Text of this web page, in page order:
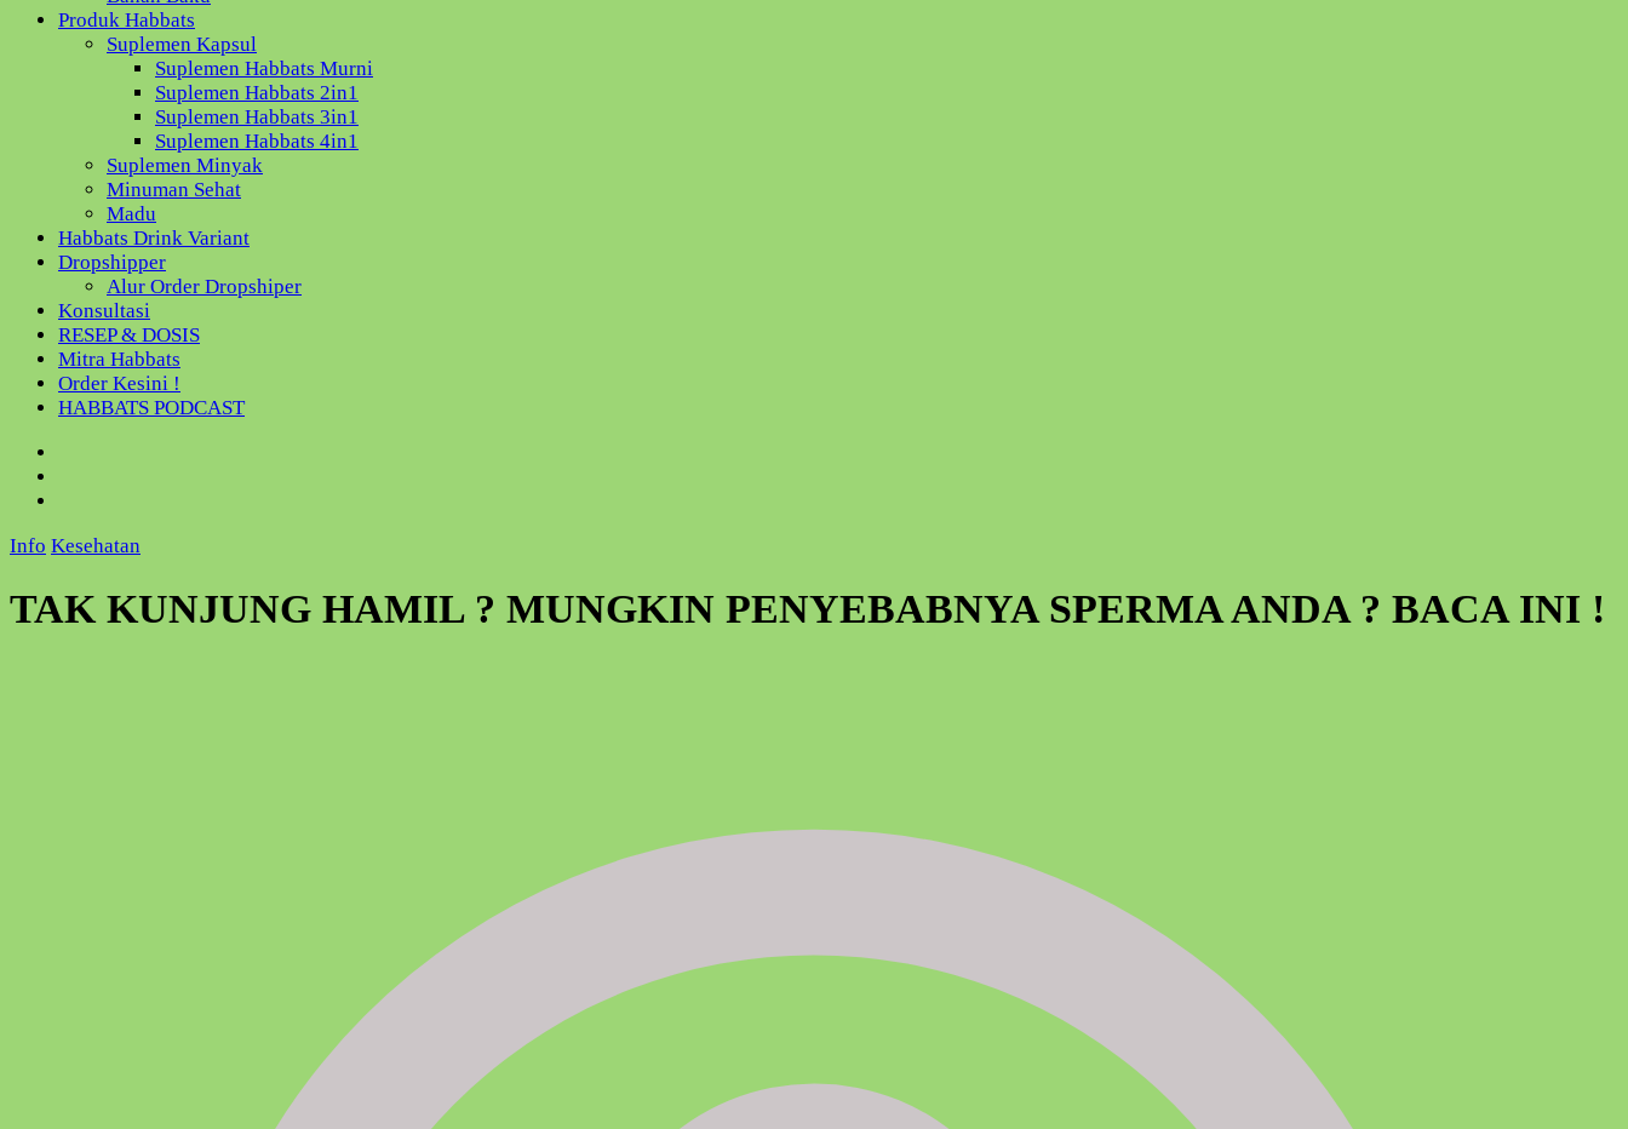
Produk Habbats
Suplemen Kapsul
Suplemen Habbats Murni
Suplemen Habbats 2in1
Suplemen Habbats 3in1
Suplemen Habbats 4in1
Suplemen Minyak
Minuman Sehat
Madu
Habbats Drink Variant
Dropshipper
Alur Order Dropshiper
Konsultasi
RESEP & DOSIS
Mitra Habbats
Order Kesini !
HABBATS PODCAST
Info Kesehatan
TAK KUNJUNG HAMIL ? MUNGKIN PENYEBABNYA SPERMA ANDA ? BACA INI !